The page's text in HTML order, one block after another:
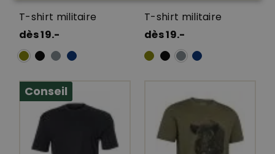
T-shirt militaire
dès 19.-
T-shirt militaire
dès 19.-
Conseil